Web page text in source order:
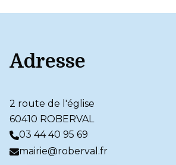
https://www.oise.fr/information/
Adresse
2 route de l'église
60410 ROBERVAL
03 44 40 95 69
mairie@roberval.fr